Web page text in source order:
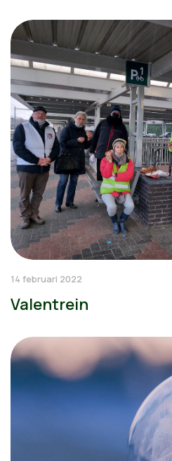
14 februari 2022
Valentrein